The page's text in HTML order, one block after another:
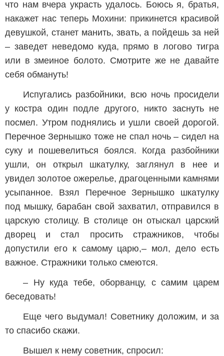
что нам вчера украсть удалось. Боюсь я, братья,
накажет нас теперь Мохини: прикинется красивой
девушкой, станет манить, звать, а пойдешь за ней
– заведет неведомо куда, прямо в логово тигра
или в змеиное болото. Смотрите же не давайте
себя обмануть!
Испугались разбойники, всю ночь просидели
у костра один подле другого, никто заснуть не
посмел. Утром поднялись и ушли своей дорогой.
Перечное Зернышко тоже не спал ночь – сидел на
суку и пошевелиться боялся. Когда разбойники
ушли, он открыл шкатулку, заглянул в нее и
увидел золотое ожерелье, драгоценными камнями
усыпанное. Взял Перечное Зернышко шкатулку
под мышку, барабан свой захватил, отправился в
царскую столицу. В столице он отыскал царский
дворец и стал просить стражников, чтобы
допустили его к самому царю,– мол, дело есть
важное. Стражники только смеются.
– Ну куда тебе, оборванцу, с самим царем
беседовать!
Еще чего выдумал! Советнику доложим, и за
то спасибо скажи.
Вышел к нему советник, спросил: